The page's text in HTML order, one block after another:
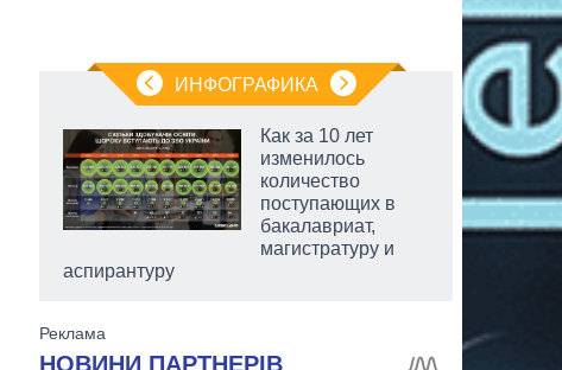
ИНФОГРАФИКА
Как за 10 лет
изменилось
количество
поступающих в
бакалавриат,
магистратуру и
аспирантуру